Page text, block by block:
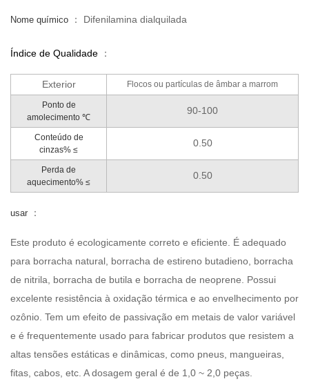
Nome químico ： Difenilamina dialquilada
Índice de Qualidade ：
Exterior Flocos ou partículas de âmbar a marrom
Ponto de
amolecimento ℃
90-100
Conteúdo de
cinzas% ≤
0.50
Perda de
aquecimento% ≤
0.50
usar ：
Este produto é ecologicamente correto e eficiente. É adequado
para borracha natural, borracha de estireno butadieno, borracha
de nitrila, borracha de butila e borracha de neoprene. Possui
excelente resistência à oxidação térmica e ao envelhecimento por
ozônio. Tem um efeito de passivação em metais de valor variável
e é frequentemente usado para fabricar produtos que resistem a
altas tensões estáticas e dinâmicas, como pneus, mangueiras,
fitas, cabos, etc. A dosagem geral é de 1,0 ~ 2,0 peças.